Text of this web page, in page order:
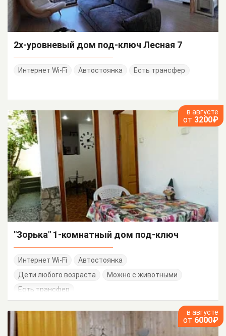
2х-уровневый дом под-ключ Лесная 7
Интернет Wi-Fi Автостоянка Есть трансфер
в августе
от 3200₽
"Зорька" 1-комнатный дом под-ключ
Интернет Wi-Fi
Автостоянка
Дети любого возраста
Можно с животными
Есть трансфер
в августе
от 6000₽